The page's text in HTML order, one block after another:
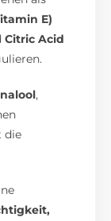
E)
Citric Acid
,
die